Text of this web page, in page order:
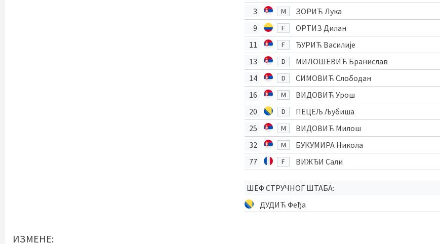
3
M ЗОРИЋ Лука
9 F ОРТИЗ Дилан
11 F ЂУРИЋ Василије
13 D
МИЛОШЕВИЋ Бранислав
14
D
СИМОВИЋ Слободан
16
M
ВИДОВИЋ Урош
20
D
ПЕЦЕЉ Љубиша
25
M
ВИДОВИЋ Милош
32
M БУКУМИРА Никола
77 F ВИЖЂИ Сали
ШЕФ СТРУЧНОГ ШТАБА:
ДУДИЋ Феђа
ИЗМЕНЕ: